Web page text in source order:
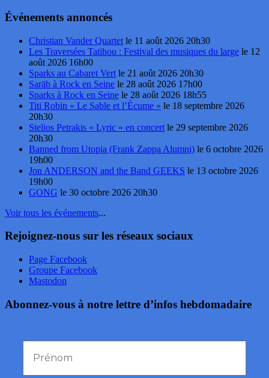
Événements annoncés
Christian Vander Quartet le 11 août 2026 20h30
Les Traversées Tatihou : Festival des musiques du large le 12
août 2026 16h00
Sparks au Cabaret Vert le 21 août 2026 20h30
Sarāb à Rock en Seine le 28 août 2026 17h00
Sparks à Rock en Seine le 28 août 2026 18h55
Titi Robin « Le Sable et l’Écume » le 18 septembre 2026
20h30
Stelios Petrakis « Lyric » en concert le 29 septembre 2026
20h30
Banned from Utopia (Frank Zappa Alumni) le 6 octobre 2026
19h00
Jon ANDERSON and the Band GEEKS le 13 octobre 2026
19h00
GONG le 30 octobre 2026 20h30
Voir tous les événements...
Rejoignez-nous sur les réseaux sociaux
Page Facebook
Groupe Facebook
Mastodon
Abonnez-vous à notre lettre d’infos hebdomadaire